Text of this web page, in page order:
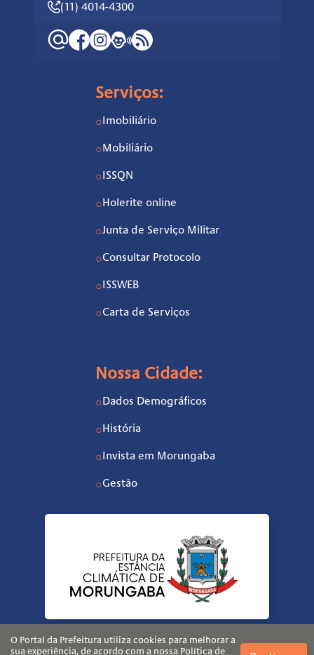
(11) 4014-4300
Serviços:
○Imobiliário
○Mobiliário
○ISSQN
○Holerite online
○Junta de Serviço Militar
○Consultar Protocolo
○ISSWEB
○Carta de Serviços
Nossa Cidade:
○Dados Demográficos
○História
○Invista em Morungaba
○Gestão
O Portal da Prefeitura utiliza cookies para melhorar a
sua experiência, de acordo com a nossa Política de